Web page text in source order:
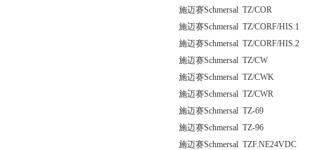
施迈赛Schmersal TZ/COR
施迈赛Schmersal TZ/CORF/HIS.1
施迈赛Schmersal TZ/CORF/HIS.2
施迈赛Schmersal TZ/CW
施迈赛Schmersal TZ/CWK
施迈赛Schmersal TZ/CWR
施迈赛Schmersal TZ-69
施迈赛Schmersal TZ-96
施迈赛Schmersal TZF.NE24VDC